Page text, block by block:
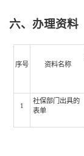
六、办理资料
序号 资料名称
1
社保部门出具的
表单